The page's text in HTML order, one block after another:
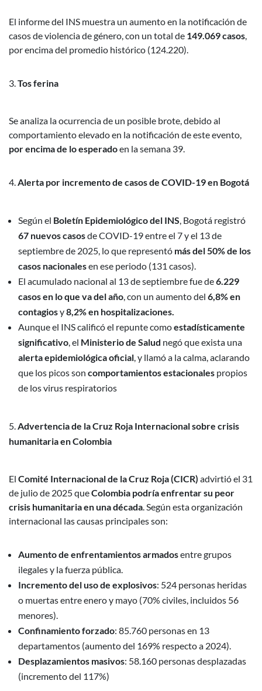
El informe del INS muestra un aumento en la notificación de
casos de violencia de género, con un total de 149.069 casos,
por encima del promedio histórico (124.220).
Tos ferina
Se analiza la ocurrencia de un posible brote, debido al
comportamiento elevado en la notificación de este evento,
por encima de lo esperadoen la semana 39.
Alerta por incremento de casos de COVID-19 en Bogotá
Según el Boletín Epidemiológico del INS, Bogotá registró
67 nuevos casosde COVID-19 entre el 7 y el 13 de
septiembre de 2025, lo que representó más del 50% de los
casos nacionalesen ese periodo (131 casos).
El acumulado nacional al 13 de septiembre fue de6.229
casos en lo que va del año, con un aumento del 6,8% en
contagiosy8,2% en hospitalizaciones.
Aunque el INS calificó el repunte comoestadísticamente
significativo, el Ministerio de Salud negó que exista una
alerta epidemiológica oficial, y llamó a la calma, aclarando
que los picos son comportamientos estacionales propios
de los virus respiratorios
Advertencia de la Cruz Roja Internacional sobre crisis
humanitaria en Colombia
El Comité Internacional de la Cruz Roja (CICR) advirtió el 31
de julio de 2025 queColombia podría enfrentar su peor
crisis humanitaria en una década. Según esta organización
internacional las causas principales son:
Aumento de enfrentamientos armadosentre grupos
ilegales y la fuerza pública.
Incremento del uso de explosivos: 524 personas heridas
o muertas entre enero y mayo (70% civiles, incluidos 56
menores).
Confinamiento forzado: 85.760 personas en 13
departamentos (aumento del 169% respecto a 2024).
Desplazamientos masivos: 58.160 personas desplazadas
(incremento del 117%)